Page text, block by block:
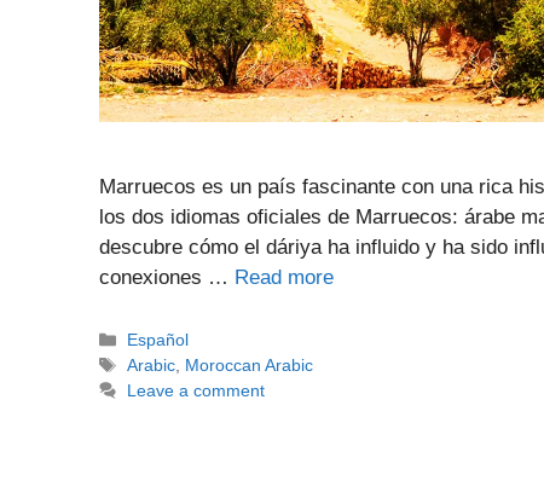
Marruecos es un país fascinante con una rica
los dos idiomas oficiales de Marruecos: árabe
descubre cómo el dáriya ha influido y ha sido
conexiones … Read more
Categories
Español
Tags
Arabic, Moroccan Arabic
Leave a comment